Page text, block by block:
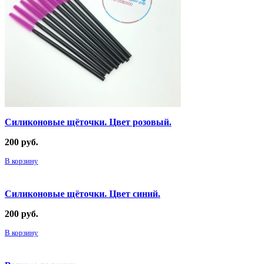
Силиконовые щёточки. Цвет розовый.
200 руб.
В корзину
Силиконовые щёточки. Цвет синий.
200 руб.
В корзину